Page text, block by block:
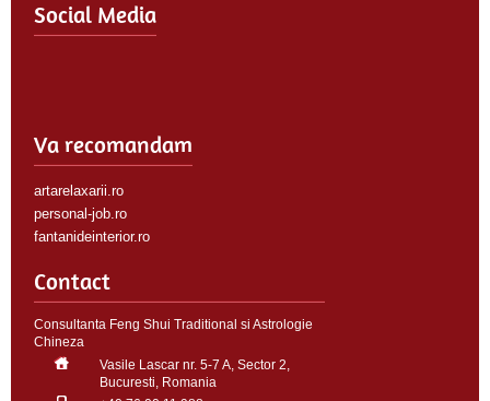
Social Media
Va recomandam
artarelaxarii.ro
personal-job.ro
fantanideinterior.ro
Contact
Consultanta Feng Shui Traditional si Astrologie
Chineza
Vasile Lascar nr. 5-7 A, Sector 2,
Bucuresti, Romania